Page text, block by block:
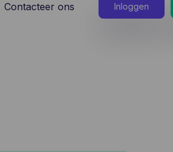
Contacteer ons Inloggen